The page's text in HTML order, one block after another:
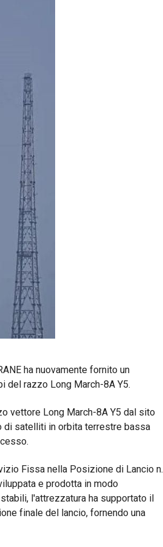
ha nuovamente fornito un
del razzo Long March-8A Y5.
vettore Long March-8A Y5 dal sito
di satelliti in orbita terrestre bassa
Fissa nella Posizione di Lancio n.
e prodotta in modo
l'attrezzatura ha supportato il
finale del lancio, fornendo una